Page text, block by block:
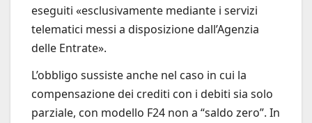
eseguiti «esclusivamente mediante i servizi
telematici messi a disposizione dall’Agenzia
delle Entrate».
L’obbligo sussiste anche nel caso in cui la
compensazione dei crediti con i debiti sia solo
parziale, con modello F24 non a “saldo zero”. In